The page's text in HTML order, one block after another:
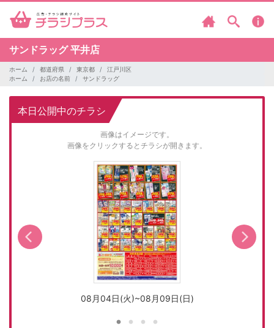
サンドラッグ平井店
ホーム 都道府県 東京都
江戸川区
ホーム
お店の名前 サンドラッグ
本日公開中のチラシ
画像はイメージです。
画像をクリックするとチラシが開きます。
08月04日(火)~08月09日(日)